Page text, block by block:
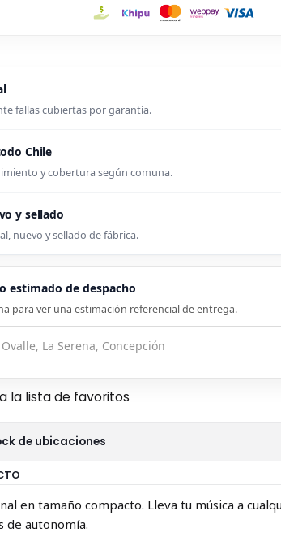
fallas cubiertas por garantía.
Chile
y cobertura según comuna.
y sellado
nuevo y sellado de fábrica.
estimado de despacho
para ver una estimación referencial de entrega.
la lista de favoritos
de ubicaciones
en tamaño compacto. Lleva tu música a
de autonomía.